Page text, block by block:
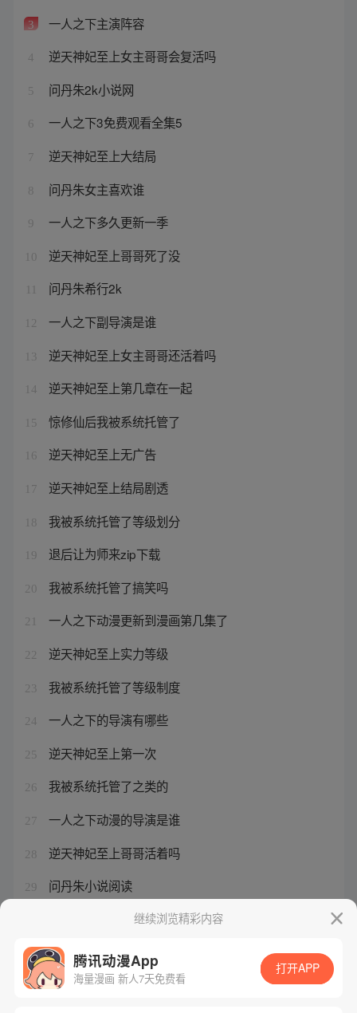
3 一人之下主演阵容
4 逆天神妃至上女主哥哥会复活吗
5 问丹朱2k小说网
6 一人之下3免费观看全集5
7 逆天神妃至上大结局
8 问丹朱女主喜欢谁
9 一人之下多久更新一季
10 逆天神妃至上哥哥死了没
问丹朱希行2k
12 一人之下副导演是谁
13 逆天神妃至上女主哥哥还活着吗
14 逆天神妃至上第几章在一起
15 惊修仙后我被系统托管了
16 逆天神妃至上无广告
17 逆天神妃至上结局剧透
18 我被系统托管了等级划分
19 退后让为师来zip下载
20 我被系统托管了搞笑吗
21 一人之下动漫更新到漫画第几集了
22 逆天神妃至上实力等级
23 我被系统托管了等级制度
24 一人之下的导演有哪些
25 逆天神妃至上第一次
26 我被系统托管了之类的
27 一人之下动漫的导演是谁
28 逆天神妃至上哥哥活着吗
29 问丹朱小说阅读
一人之下几天更新一集继续浏览精彩内容
腾讯动漫App
海量漫画 新人7天免费看
打开APP